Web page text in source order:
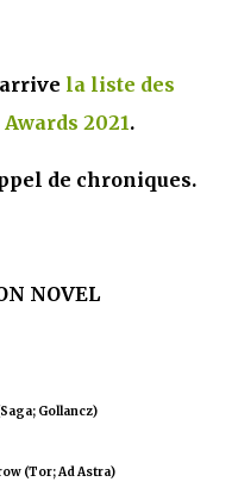
la liste des
2021.
de chroniques.
NOVEL
Gollancz)
(Tor; Ad Astra)